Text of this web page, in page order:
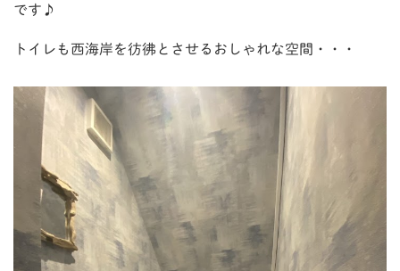
です♪
トイレも西海岸を彷彿とさせるおしゃれな空間・・・